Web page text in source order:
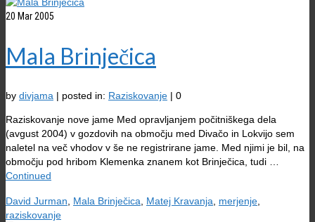
20 Mar 2005
Mala Brinječica
by divjama | posted in: Raziskovanje | 0
Raziskovanje nove jame Med opravljanjem počitniškega dela
(avgust 2004) v gozdovih na območju med Divačo in Lokvijo sem
naletel na več vhodov v še ne registrirane jame. Med njimi je bil, na
območju pod hribom Klemenka znanem kot Brinječica, tudi …
Continued
David Jurman, Mala Brinječica, Matej Kravanja, merjenje,
raziskovanje